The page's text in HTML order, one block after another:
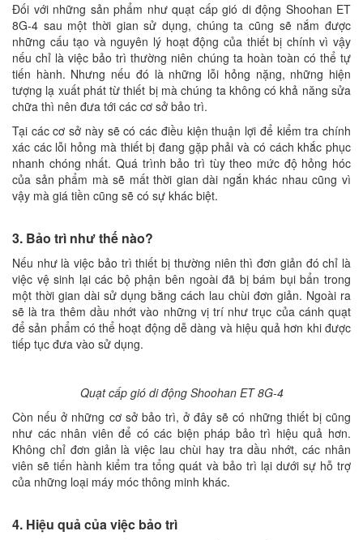
Đối với những sản phẩm như quạt cấp gió di động Shoohan ET
8G-4 sau một thời gian sử dụng, chúng ta cũng sẽ nắm được
những cấu tạo và nguyên lý hoạt động của thiết bị chính vì vậy
nếu chỉ là việc bảo trì thường niên chúng ta hoàn toàn có thể tự
tiến hành. Nhưng nếu đó là những lỗi hỏng nặng, những hiện
tượng lạ xuất phát từ thiết bị mà chúng ta không có khả năng sửa
chữa thì nên đưa tới các cơ sở bảo trì.
Tại các cơ sở này sẽ có các điều kiện thuận lợi để kiểm tra chính
xác các lỗi hỏng mà thiết bị đang gặp phải và có cách khắc phục
nhanh chóng nhất. Quá trình bảo trì tùy theo mức độ hỏng hóc
của sản phẩm mà sẽ mất thời gian dài ngắn khác nhau cũng vì
vậy mà giá tiền cũng sẽ có sự khác biệt.
3. Bảo trì như thế nào?
Nếu như là việc bảo trì thiết bị thường niên thì đơn giản đó chỉ là
việc vệ sinh lại các bộ phận bên ngoài đã bị bám bụi bẩn trong
một thời gian dài sử dụng bằng cách lau chùi đơn giản. Ngoài ra
sẽ là tra thêm dầu nhớt vào những vị trí như trục của cánh quạt
để sản phẩm có thể hoạt động dễ dàng và hiệu quả hơn khi được
tiếp tục đưa vào sử dụng.
Quạt cấp gió di động Shoohan ET 8G-4
Còn nếu ở những cơ sở bảo trì, ở đây sẽ có những thiết bị cũng
như các nhân viên để có các biện pháp bảo trì hiệu quả hơn.
Không chỉ đơn giản là việc lau chùi hay tra dầu nhớt, các nhân
viên sẽ tiến hành kiểm tra tổng quát và bảo trì lại dưới sự hỗ trợ
của những loại máy móc thông minh khác.
4. Hiệu quả của việc bảo trì